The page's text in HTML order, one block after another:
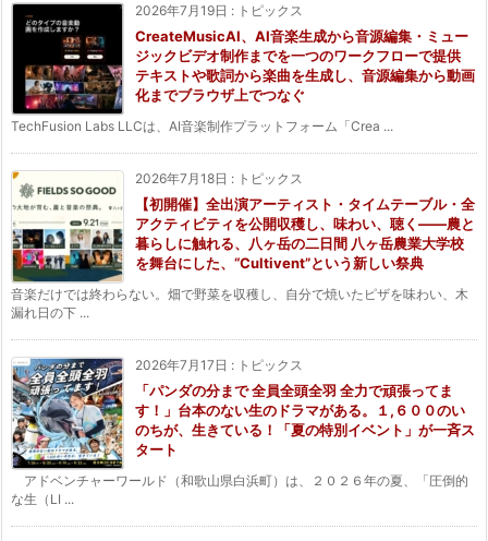
2026年7月19日 : トピックス
CreateMusicAI、AI音楽生成から音源編集・ミュー
ジックビデオ制作までを一つのワークフローで提供
テキストや歌詞から楽曲を生成し、音源編集から動画
化までブラウザ上でつなぐ
TechFusion Labs LLCは、AI音楽制作プラットフォーム「Crea ...
2026年7月18日 : トピックス
【初開催】全出演アーティスト・タイムテーブル・全
アクティビティを公開収穫し、味わい、聴く——農と
暮らしに触れる、八ヶ岳の二日間 八ヶ岳農業大学校
を舞台にした、“Cultivent”という新しい祭典
音楽だけでは終わらない。畑で野菜を収穫し、自分で焼いたピザを味わい、木
漏れ日の下 ...
2026年7月17日 : トピックス
「パンダの分まで 全員全頭全羽 全力で頑張ってま
す！」台本のない生のドラマがある。１,６００のい
のちが、生きている！「夏の特別イベント」が一斉ス
タート
アドベンチャーワールド（和歌山県白浜町）は、２０２６年の夏、「圧倒的
な生（LI ...